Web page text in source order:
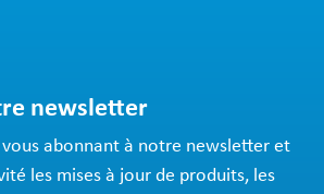
newsletter
abonnant à notre newsletter et
les mises à jour de produits, les